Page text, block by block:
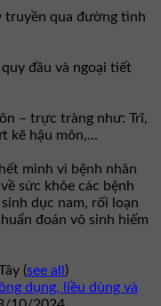
truyền qua đường tình
đầu và ngoại tiết
– trực tràng như: Trĩ,
kẽ hậu môn,...
mình vì bệnh nhân
sức khỏe các bệnh
dục nam, rối loạn
đoán vô sinh hiếm
(see all )
dụng, liều dùng và